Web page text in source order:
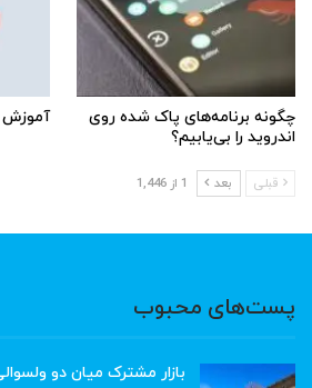
چگونه برنامه‌های پاک شده روی
اندروید را بی‌یابیم؟
آموزش
قبلی بعد 1 از 1,446
پست‌های محبوب
بازار مشترک میان دو